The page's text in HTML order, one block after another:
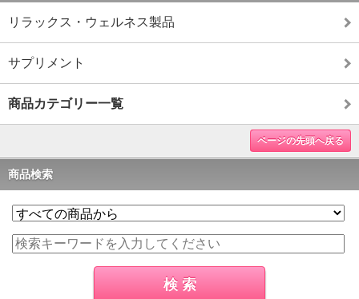
リラックス・ウェルネス製品
サプリメント
商品カテゴリー一覧
ページの先頭へ戻る
商品検索